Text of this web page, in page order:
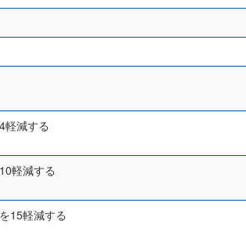
軽減する
軽減する
15軽減する